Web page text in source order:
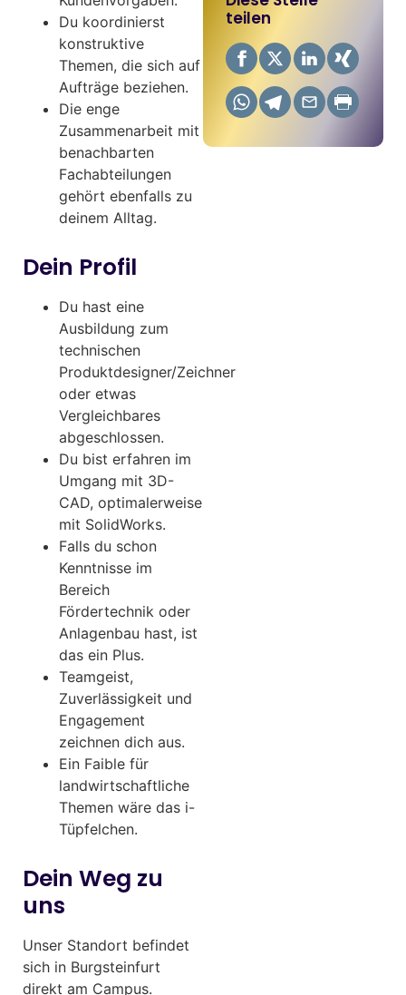
Du koordinierst
konstruktive
Themen, die sich auf
Aufträge beziehen.
Die enge
Zusammenarbeit mit
benachbarten
Fachabteilungen
gehört ebenfalls zu
deinem Alltag.
Dein Profil
Du hast eine
Ausbildung zum
technischen
Produktdesigner/Zeichner
oder etwas
Vergleichbares
abgeschlossen.
Du bist erfahren im
Umgang mit 3D-
CAD, optimalerweise
mit SolidWorks.
Falls du schon
Kenntnisse im
Bereich
Fördertechnik oder
Anlagenbau hast, ist
das ein Plus.
Teamgeist,
Zuverlässigkeit und
Engagement
zeichnen dich aus.
Ein Faible für
landwirtschaftliche
Themen wäre das i-
Tüpfelchen.
Dein Weg zu
uns
Unser Standort befindet
sich in Burgsteinfurt
direkt am Campus.
teilen